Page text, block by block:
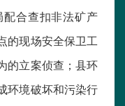
合查扣非法矿产
的现场安全保卫工
的立案侦查；县环
环境破坏和污染行